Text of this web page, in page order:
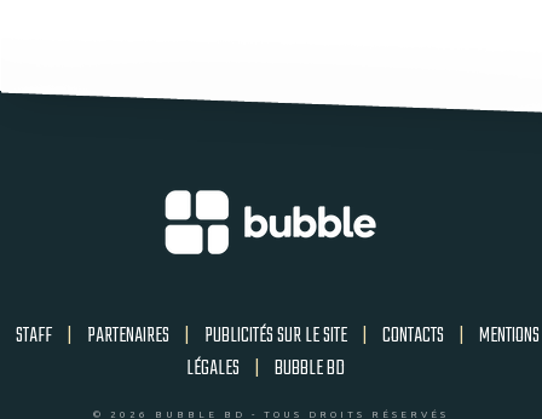
STAFF | PARTENAIRES | PUBLICITÉS SUR LE SITE | CONTACTS | MENTIONS
LÉGALES | BUBBLE BD
© 2026 BUBBLE BD - TOUS DROITS RÉSERVÉS